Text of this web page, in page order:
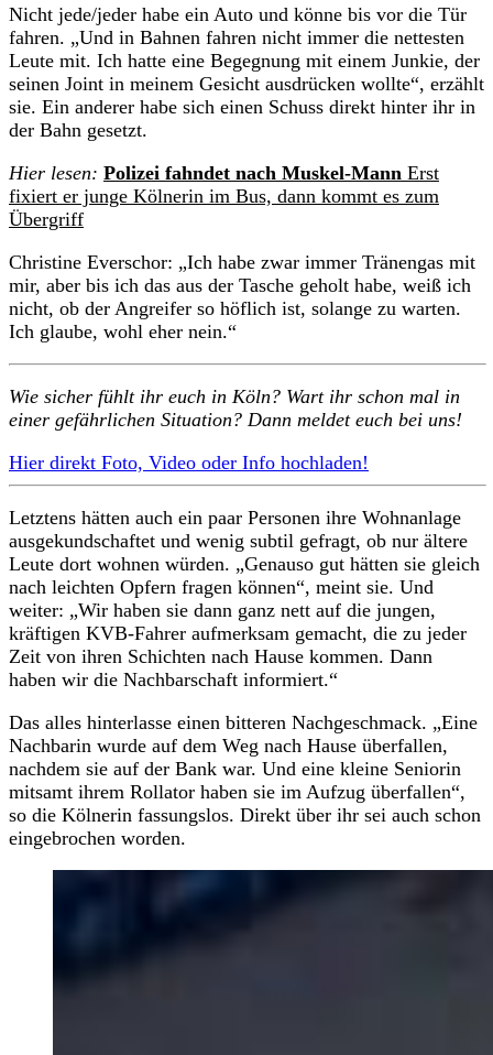
Nicht jede/jeder habe ein Auto und könne bis vor die Tür
fahren. „Und in Bahnen fahren nicht immer die nettesten
Leute mit. Ich hatte eine Begegnung mit einem Junkie, der
seinen Joint in meinem Gesicht ausdrücken wollte“, erzählt
sie. Ein anderer habe sich einen Schuss direkt hinter ihr in
der Bahn gesetzt.
Hier lesen: Polizei fahndet nach Muskel-Mann Erst
fixiert er junge Kölnerin im Bus, dann kommt es zum
Übergriff
Christine Everschor: „Ich habe zwar immer Tränengas mit
mir, aber bis ich das aus der Tasche geholt habe, weiß ich
nicht, ob der Angreifer so höflich ist, solange zu warten.
Ich glaube, wohl eher nein.“
Wie sicher fühlt ihr euch in Köln? Wart ihr schon mal in
einer gefährlichen Situation? Dann meldet euch bei uns!
Hier direkt Foto, Video oder Info hochladen!
Letztens hätten auch ein paar Personen ihre Wohnanlage
ausgekundschaftet und wenig subtil gefragt, ob nur ältere
Leute dort wohnen würden. „Genauso gut hätten sie gleich
nach leichten Opfern fragen können“, meint sie. Und
weiter: „Wir haben sie dann ganz nett auf die jungen,
kräftigen KVB-Fahrer aufmerksam gemacht, die zu jeder
Zeit von ihren Schichten nach Hause kommen. Dann
haben wir die Nachbarschaft informiert.“
Das alles hinterlasse einen bitteren Nachgeschmack. „Eine
Nachbarin wurde auf dem Weg nach Hause überfallen,
nachdem sie auf der Bank war. Und eine kleine Seniorin
mitsamt ihrem Rollator haben sie im Aufzug überfallen“,
so die Kölnerin fassungslos. Direkt über ihr sei auch schon
eingebrochen worden.